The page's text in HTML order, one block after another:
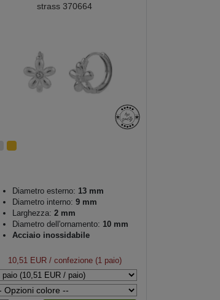
strass 370664
Diametro esterno: 13 mm
Diametro interno: 9 mm
Larghezza: 2 mm
Diametro dell'ornamento: 10 mm
Acciaio inossidabile
10,51 EUR/ confezione (1 paio)